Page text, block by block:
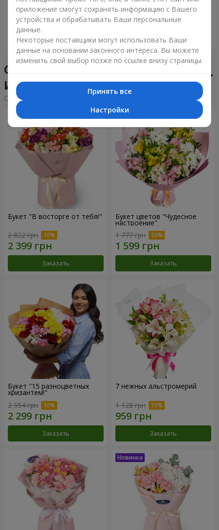
6 922 грн
Заказать
1 510 грн
Заказать
Сборные букеты в городе
Иршава
Cортировка: дорогие
Букет "В восторге от тебя!"
2 822 грн
Заказать
Букет цветов "Чудесное
настроение"
1 777 грн
Заказать
Букет "15 разноцветных
хризантем!"
2 554 грн
Заказать
7 нежных альстромерий
1 128 грн
Заказать
приложение смогут сохранять информацию с Вашего
устройства и обрабатывать Ваши персональные
данные.
Некоторые поставщики могут использовать Ваши
данные на основании законного интереса. Вы можете
изменить свой выбор позже по ссылке внизу страницы.
Принять все
Настройки